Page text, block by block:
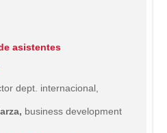
asistentes
dept. internacional,
business development